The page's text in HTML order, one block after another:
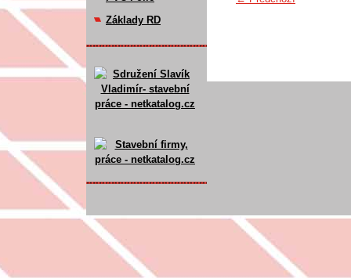
Základy RD